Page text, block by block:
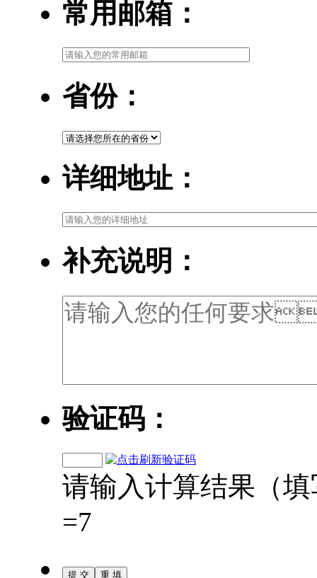
常用邮箱：
省份：
详细地址：
补充说明：
验证码：
请输入计算结果（填写
=7